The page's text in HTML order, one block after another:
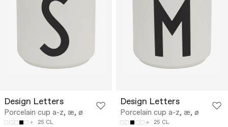
Design Letters
Porcelain cup a-z, æ, ø
25 CL
Design Letters
Porcelain cup a-z, æ, ø
25 CL